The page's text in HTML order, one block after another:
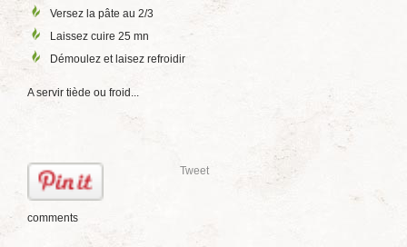
Versez la pâte au 2/3
Laissez cuire 25 mn
Démoulez et laisez refroidir
A servir tiède ou froid...
Tweet
comments